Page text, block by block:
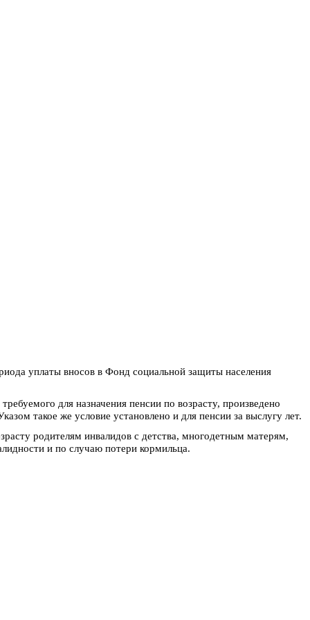
уплаты вносов в Фонд социальной защиты населения
для назначения пенсии по возрасту, произведено
такое же условие установлено и для пенсии за выслугу лет.
родителям инвалидов с детства, многодетным матерям,
и по случаю потери кормильца.